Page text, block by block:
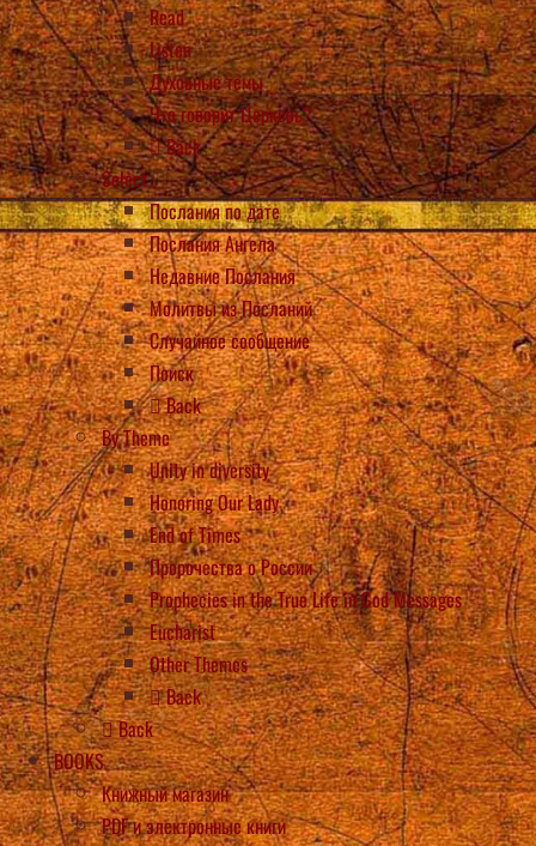
Read
Listen
Духовные темы
Что говорит Церковь?
Back
Select
Послания по дате
Послания Ангела
Недавние Послания
Молитвы из Посланий
Случайное сообщение
Поиск
Back
By Theme
Unity in diversity
Honoring Our Lady
End of Times
Пророчества о России
Prophecies in the True Life in God Messages
Eucharist
Other Themes
Back
Back
BOOKS
Книжный магазин
PDF и электронные книги